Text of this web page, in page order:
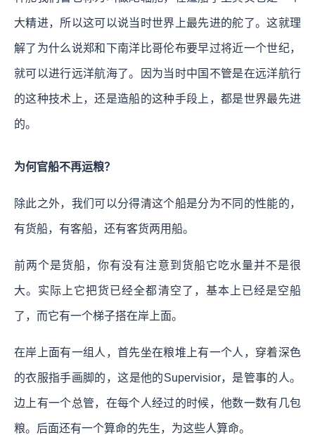
大精进，所以这可以说当时世界上最先进的舵了。这就理
解了为什么说郑和下南洋比哥伦布要早过将近一个世纪，
就可以进行远洋航海了。因为当时中国不管是在远洋航行
的这种技术上，还是造船的这种手段上，都是世界最先进
的。
为何官船不再运粮？
除此之外，我们可以分得清这个船是分为不同的性能的，
有货船，有客船，还有客货两用船。
前两个是货船，你有没有注意到货船它吃水量并不是很
大。实际上它把货已经全都清空了，基本上已经是空船
了，而它有一个梯子搭在岸上面。
在岸上面有一组人，首先坐在粮堆上有一个人，穿着深色
的衣服指手画脚的，这是他的Supervisior，是管事的人。
边上有一个总管，在每个人经过的时候，他数一数有几包
粮。后面还有一个算命的先生，为这些人算命。